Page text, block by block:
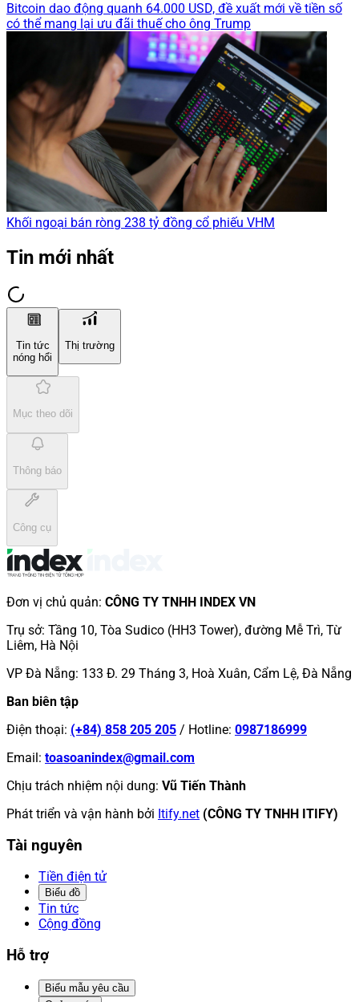
Bitcoin dao động quanh 64.000 USD, đề xuất mới về tiền số
có thể mang lại ưu đãi thuế cho ông Trump
Khối ngoại bán ròng 238 tỷ đồng cổ phiếu VHM
Tin mới nhất
Tin tức
nóng hổi
Thị trường
Mục theo dõi
Thông báo
Công cụ
Đơn vị chủ quản: CÔNG TY TNHH INDEX VN
Trụ sở: Tầng 10, Tòa Sudico (HH3 Tower), đường Mễ Trì, Từ
Liêm, Hà Nội
VP Đà Nẵng: 133 Đ. 29 Tháng 3, Hoà Xuân, Cẩm Lệ, Đà Nẵng
Ban biên tập
Điện thoại: (+84) 858 205 205 / Hotline: 0987186999
Email: toasoanindex@gmail.com
Chịu trách nhiệm nội dung: Vũ Tiến Thành
Phát triển và vận hành bởi Itify.net (CÔNG TY TNHH ITIFY)
Tài nguyên
Tiền điện tử
Biểu đồ
Tin tức
Cộng đồng
Hỗ trợ
Biểu mẫu yêu cầu